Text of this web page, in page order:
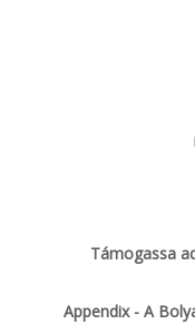
Támogassa
Appendix - A